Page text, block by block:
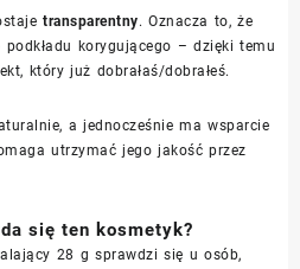
transparentny. Oznacza to, że
podkładu korygującego – dzięki temu
który już dobrałaś/dobrałeś.
a jednocześnie ma wsparcie
utrzymać jego jakość przez
się ten kosmetyk?
28 g sprawdzi się u osób,